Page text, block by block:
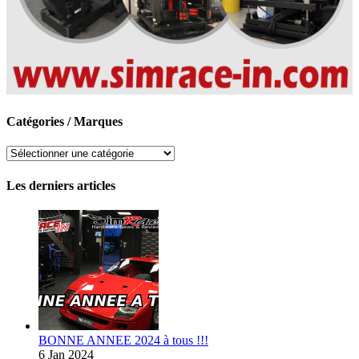
Catégories / Marques
Catégories
Marques
Les derniers articles
BONNE ANNEE 2024 à tous !!!
6 Jan 2024